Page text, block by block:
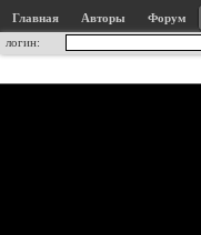
Главная Авторы
Форум
логин: